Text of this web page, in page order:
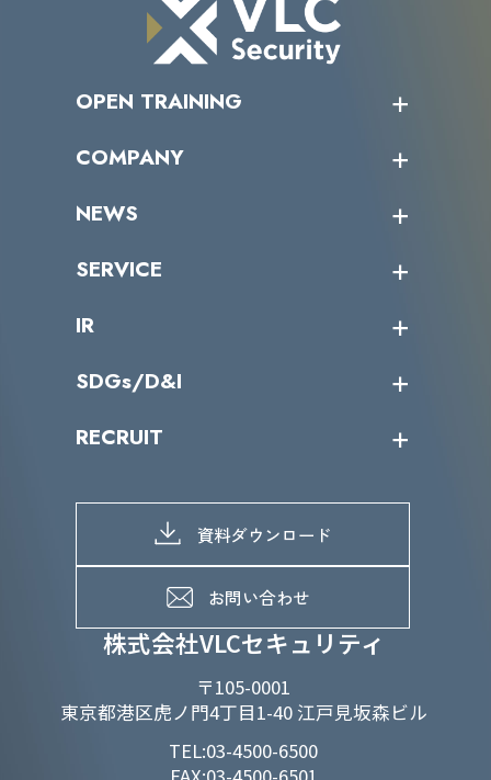
株式会社VLCセキュリティ
〒105-0001
東京都港区虎ノ門4丁目1-40 江戸見坂森ビル
TEL:03-4500-6500
OPEN TRAINING
受講者の声
COMPANY
トップメッセージ
ミッション／ビジョン
パートナー企業一覧
NEWS
サイバーニュース
SERVICE
カテゴリー別サービス一覧
IR
IRカレンダー
IRライブラリー
よくあるご質問
SDGs/D&I
当グループのマテリアリティ
SDGs推進体制
D&Iの取り組み
RECRUIT
募集職種一覧
メッセージ
メンバーインタビュー
資料ダウンロード
お問い合わせ